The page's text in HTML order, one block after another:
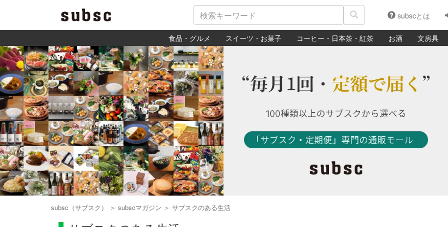
subscとは
食品・グルメ スイーツ・お菓子 コーヒー・日本茶・紅茶 お酒 文房具
subsc（サブスク） ＞ subscマガジン ＞ サブスクのある生活